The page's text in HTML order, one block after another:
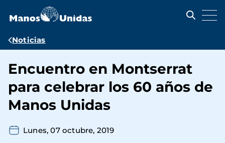
contenido
Ruta
navegación
Noticias
Encuentro en Montserrat
para celebrar los 60 años de
Manos Unidas
Lunes, 07 octubre, 2019